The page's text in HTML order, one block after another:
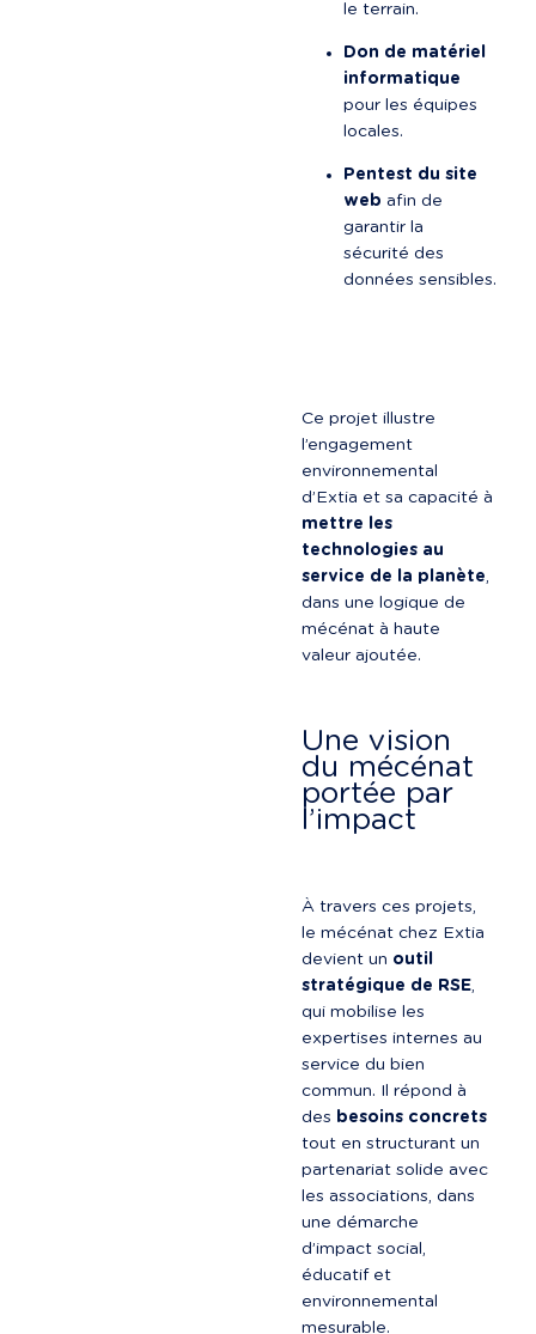
le terrain.
Don de matériel
informatique
pour les équipes
locales.
Pentest du site
web afin de
garantir la
sécurité des
données sensibles.
Ce projet illustre
l’engagement
environnemental
d’Extia et sa capacité à
mettre les
technologies au
service de la planète,
dans une logique de
mécénat à haute
valeur ajoutée.
Une vision
du mécénat
portée par
l’impact
À travers ces projets,
le mécénat chez Extia
devient un outil
stratégique de RSE,
qui mobilise les
expertises internes au
service du bien
commun. Il répond à
des besoins concrets
tout en structurant un
partenariat solide avec
les associations, dans
une démarche
d’impact social,
éducatif et
environnemental
mesurable.